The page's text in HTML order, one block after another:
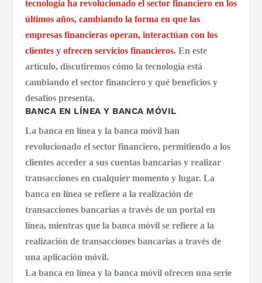
tecnología ha revolucionado el sector financiero en los
últimos años, cambiando la forma en que las
empresas financieras operan, interactúan con los
clientes y ofrecen servicios financieros. En este
artículo, discutiremos cómo la tecnología está
cambiando el sector financiero y qué beneficios y
desafíos presenta.
BANCA EN LÍNEA Y BANCA MÓVIL
La banca en línea y la banca móvil han
revolucionado el sector financiero, permitiendo a los
clientes acceder a sus cuentas bancarias y realizar
transacciones en cualquier momento y lugar. La
banca en línea se refiere a la realización de
transacciones bancarias a través de un portal en
línea, mientras que la banca móvil se refiere a la
realización de transacciones bancarias a través de
una aplicación móvil.
La banca en línea y la banca móvil ofrecen una serie